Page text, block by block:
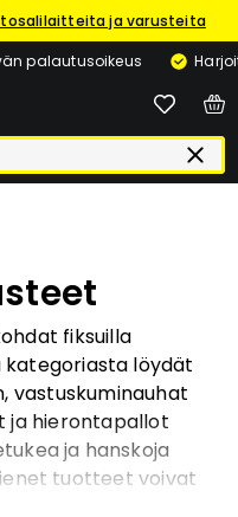
ja varusteita
palautusoikeus
fiksuilla
kategoriasta löydät
vastuskuminauhat
ja hierontapallot
ja hanskoja
tuotteet voivat